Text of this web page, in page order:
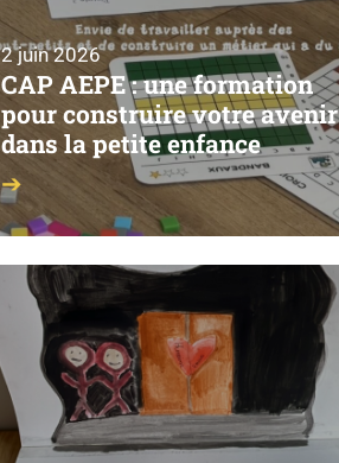
2 juin 2026
CAP AEPE : une formation
pour construire votre avenir
dans la petite enfance